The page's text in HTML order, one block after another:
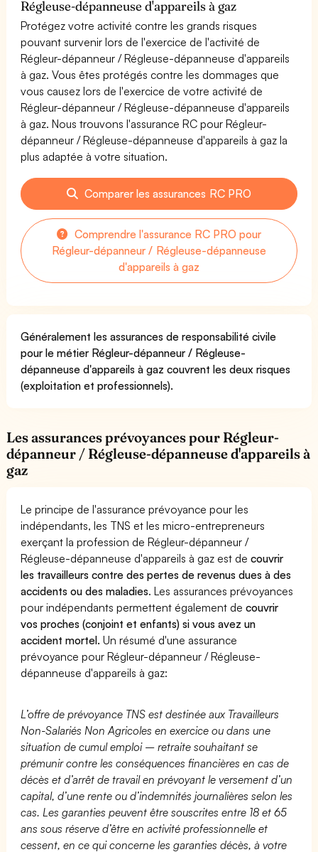
Régleuse-dépanneuse d'appareils à gaz
Protégez votre activité contre les grands risques
pouvant survenir lors de l'exercice de l'activité de
Régleur-dépanneur / Régleuse-dépanneuse d'appareils
à gaz. Vous êtes protégés contre les dommages que
vous causez lors de l'exercice de votre activité de
Régleur-dépanneur / Régleuse-dépanneuse d'appareils
à gaz. Nous trouvons l'assurance RC pour Régleur-
dépanneur / Régleuse-dépanneuse d'appareils à gaz la
plus adaptée à votre situation.
Comparer les assurances RC PRO
Comprendre l'assurance RC PRO pour
Régleur-dépanneur / Régleuse-dépanneuse
d'appareils à gaz
Généralement les assurances de responsabilité civile
pour le métier Régleur-dépanneur / Régleuse-
dépanneuse d'appareils à gaz couvrent les deux risques
(exploitation et professionnels).
Les assurances prévoyances pour Régleur-
dépanneur / Régleuse-dépanneuse d'appareils à
gaz
Le principe de l'assurance prévoyance pour les
indépendants, les TNS et les micro-entrepreneurs
exerçant la profession de Régleur-dépanneur /
Régleuse-dépanneuse d'appareils à gaz est decouvrir
les travailleurs contre des pertes de revenus dues à des
accidents ou des maladies. Les assurances prévoyances
pour indépendants permettent également decouvrir
vos proches (conjoint et enfants) si vous avez un
accident mortel. Un résumé d'une assurance
prévoyance pour Régleur-dépanneur / Régleuse-
dépanneuse d'appareils à gaz:
L’offre de prévoyance TNS est destinée aux Travailleurs
Non-Salariés Non Agricoles en exercice ou dans une
situation de cumul emploi – retraite souhaitant se
prémunir contre les conséquences financières en cas de
décès et d’arrêt de travail en prévoyant le versement d’un
capital, d’une rente ou d’indemnités journalières selon les
cas. Les garanties peuvent être souscrites entre 18 et 65
ans sous réserve d’être en activité professionnelle et
cessent, en ce qui concerne les garanties décès, à votre